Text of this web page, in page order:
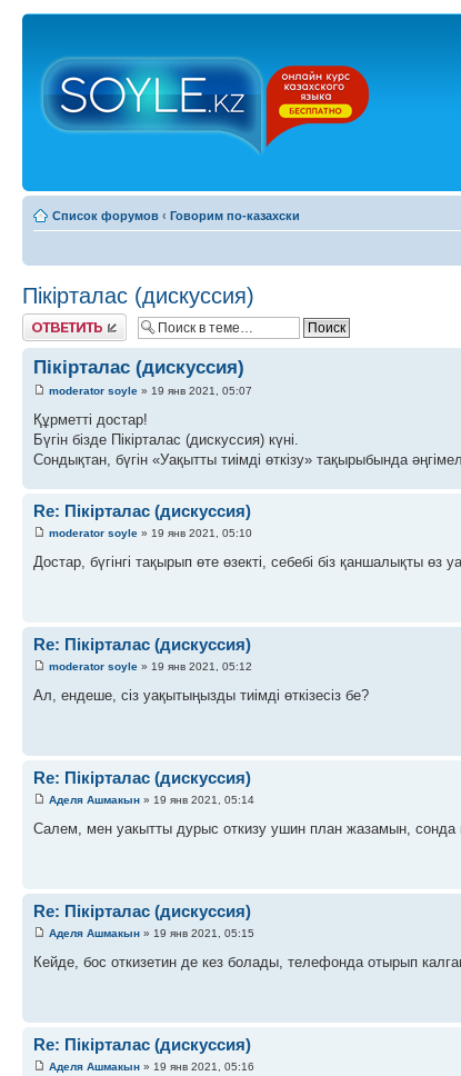
Список форумов ‹ Говорим по-казахски
Пікірталас (дискуссия)
Ответить
Пікірталас (дискуссия)
moderator soyle » 19 янв 2021, 05:07
Құрметті достар!
Бүгін бізде Пікірталас (дискуссия) күні.
Сондықтан, бүгін «Уақытты тиімді өткізу» тақырыбында
Re: Пікірталас (дискуссия)
moderator soyle » 19 янв 2021, 05:10
Достар, бүгінгі тақырып өте өзекті, себебі біз қаншалықты өз
Re: Пікірталас (дискуссия)
moderator soyle » 19 янв 2021, 05:12
Ал, ендеше, сіз уақытыңызды тиімді өткізесіз бе?
Re: Пікірталас (дискуссия)
Аделя Ашмакын » 19 янв 2021, 05:14
Салем, мен уакытты дурыс откизу ушин план жазамын,
Re: Пікірталас (дискуссия)
Аделя Ашмакын » 19 янв 2021, 05:15
Кейде, бос откизетин де кез болады, телефонда отырып
Re: Пікірталас (дискуссия)
Аделя Ашмакын » 19 янв 2021, 05:16